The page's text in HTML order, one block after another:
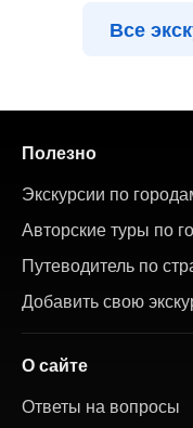
Все
Полезно
Экскурсии по
Авторские туры по
Путеводитель по
Добавить свою
О сайте
Ответы на вопросы